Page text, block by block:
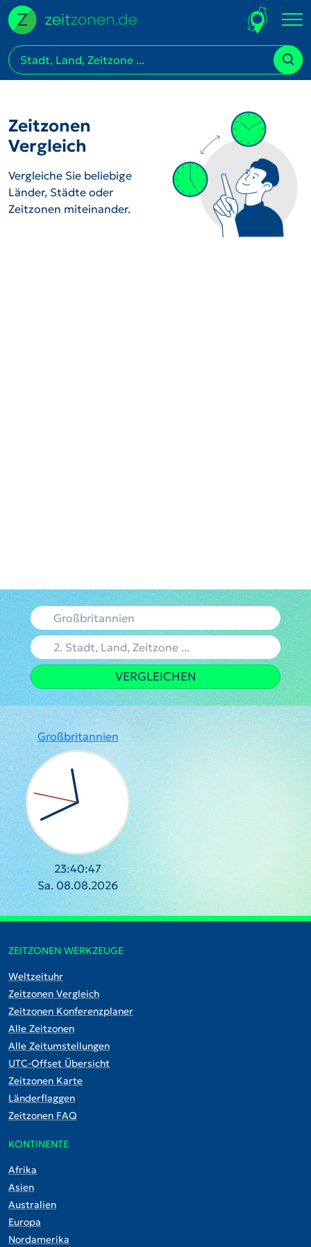
Zeitzonen
Vergleich
Vergleiche Sie beliebige
Länder, Städte oder
Zeitzonen miteinander.
VERGLEICHEN
Großbritannien
23:40:48
Sa. 08.08.2026
ZEITZONEN WERKZEUGE
Weltzeituhr
Zeitzonen Vergleich
Zeitzonen Konferenzplaner
Alle Zeitzonen
Alle Zeitumstellungen
UTC-Offset Übersicht
Zeitzonen Karte
Länderflaggen
Zeitzonen FAQ
KONTINENTE
Afrika
Asien
Australien
Europa
Nordamerika